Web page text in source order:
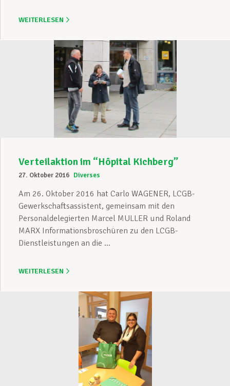
WEITERLESEN
Verteilaktion im “Hôpital Kichberg”
27. Oktober 2016 Diverses
Am 26. Oktober 2016 hat Carlo WAGENER, LCGB-
Gewerkschaftsassistent, gemeinsam mit den
Personaldelegierten Marcel MULLER und Roland
MARX Informationsbroschüren zu den LCGB-
Dienstleistungen an die ...
WEITERLESEN